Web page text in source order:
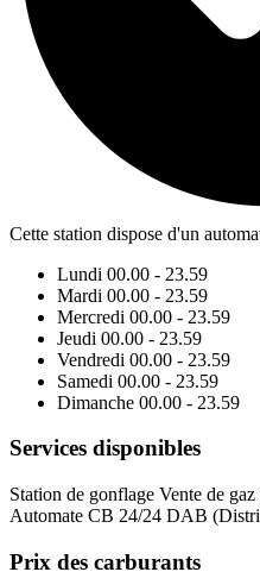
Cette station dispose d'un
Lundi 00.00 - 23.59
Mardi 00.00 - 23.59
Mercredi 00.00 - 23.59
Jeudi 00.00 - 23.59
Vendredi 00.00 - 23.59
Samedi 00.00 - 23.59
Dimanche 00.00 - 23.59
Services disponibles
Station de gonflage Vente de
Automate CB 24/24 DAB
Prix des carburants